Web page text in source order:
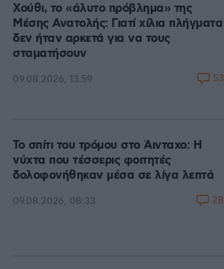
Χούθι, το «άλυτο πρόβλημα» της
Μέσης Ανατολής: Γιατί χίλια πλήγματα
δεν ήταν αρκετά για να τους
σταματήσουν
09.08.2026, 13:59 53
Το σπίτι του τρόμου στο Άινταχο: Η
νύχτα που τέσσερις φοιτητές
δολοφονήθηκαν μέσα σε λίγα λεπτά
09.08.2026, 08:33 28